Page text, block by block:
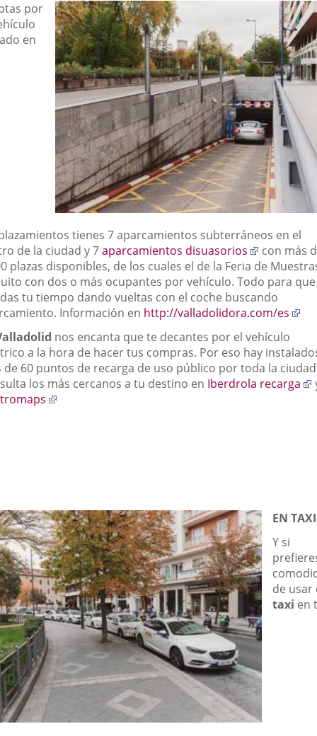
por
en
tienes 7 aparcamientos subterráneos en el
de la ciudad y 7aparcamientos disuasorios
Enlace
a
una
aplicación
externa.
con más
plazas disponibles, de los cuales el de la Feria de
con dos o más ocupantes por vehículo. Todo para
tu tiempo dando vueltas con el coche buscando
Información en http://valladolidora.com/es
nos encanta que te decantes por el vehículo
a la hora de hacer tus compras. Por eso hay
de 60 puntos de recarga de uso público por toda la
los más cercanos a tu destino en Iberdrola recarga
EN TAXI
Y si
de usar
taxi en